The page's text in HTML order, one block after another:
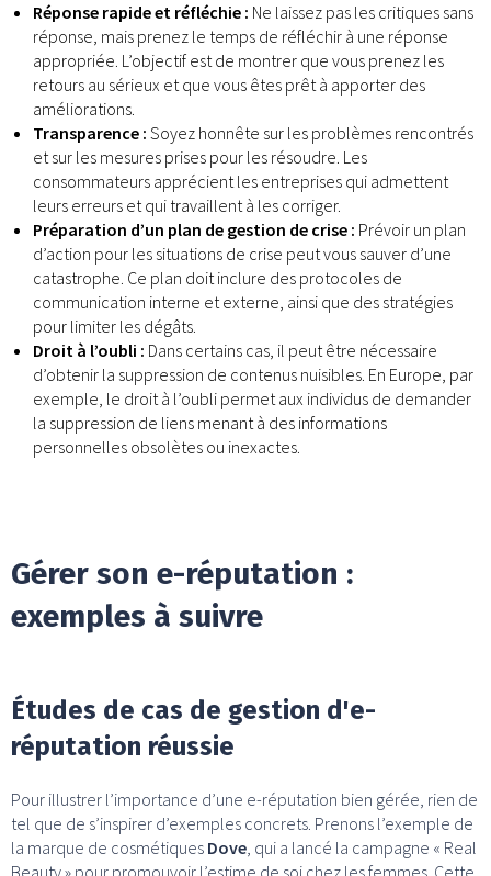
Réponse rapide et réfléchie : Ne laissez pas les critiques sans
réponse, mais prenez le temps de réfléchir à une réponse
appropriée. L’objectif est de montrer que vous prenez les
retours au sérieux et que vous êtes prêt à apporter des
améliorations.
Transparence : Soyez honnête sur les problèmes rencontrés
et sur les mesures prises pour les résoudre. Les
consommateurs apprécient les entreprises qui admettent
leurs erreurs et qui travaillent à les corriger.
Préparation d’un plan de gestion de crise : Prévoir un plan
d’action pour les situations de crise peut vous sauver d’une
catastrophe. Ce plan doit inclure des protocoles de
communication interne et externe, ainsi que des stratégies
pour limiter les dégâts.
Droit à l’oubli : Dans certains cas, il peut être nécessaire
d’obtenir la suppression de contenus nuisibles. En Europe, par
exemple, le droit à l’oubli permet aux individus de demander
la suppression de liens menant à des informations
personnelles obsolètes ou inexactes.
Gérer son e-réputation :
exemples à suivre
Études de cas de gestion d'e-
réputation réussie
Pour illustrer l’importance d’une e-réputation bien gérée, rien de
tel que de s’inspirer d’exemples concrets. Prenons l’exemple de
la marque de cosmétiques Dove, qui a lancé la campagne « Real